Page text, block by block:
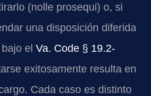
(nolle prosequi) o, si
una disposición diferida
el Va. Code § 19.2-
exitosamente resulta en
Cada caso es distinto